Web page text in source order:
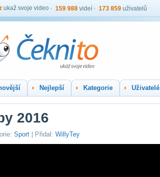
ukaž svoje video 159 988 videí 173 859 uživatelů
Nejlepší Kategorie Uživatelé
2016
Sport | Přidal: WillyTey